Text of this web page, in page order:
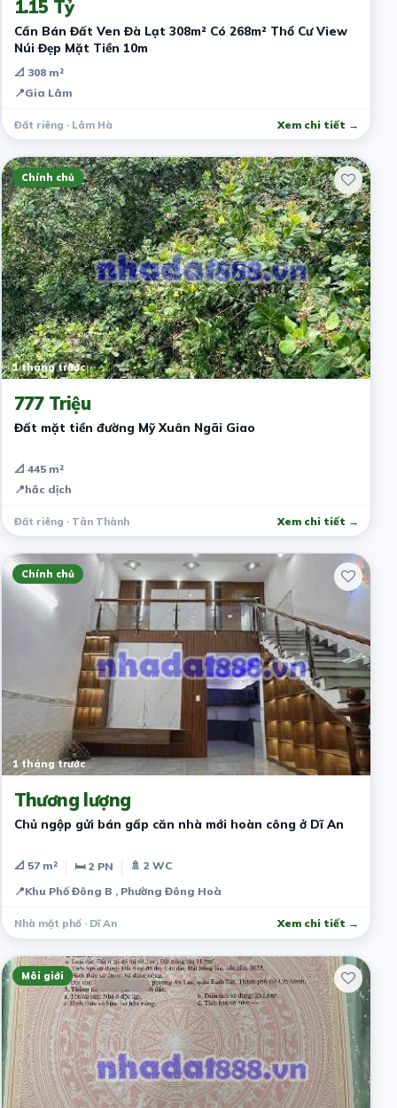
1.15 Tỷ
Cần Bán Đất Ven Đà Lạt 308m² Có 268m² Thổ Cư View
Núi Đẹp Mặt Tiền 10m
📐 308 m²
📍Gia Lâm
Đất riêng · Lâm Hà Xem chi tiết →
Chính chủ
1 tháng trước
777 Triệu
Đất mặt tiền đường Mỹ Xuân Ngãi Giao
📐 445 m²
📍hắc dịch
Đất riêng · Tân Thành Xem chi tiết →
Chính chủ
1 tháng trước
Thương lượng
Chủ ngộp gửi bán gấp căn nhà mới hoàn công ở Dĩ An
📐 57 m² 🛏 2 PN
🚿 2 WC
📍Khu Phố Đông B , Phường Đông Hoà
Nhà mặt phố · Dĩ An Xem chi tiết →
Môi giới